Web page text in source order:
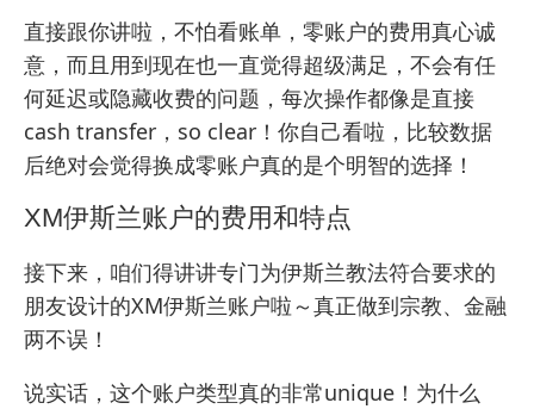
直接跟你讲啦，不怕看账单，零账户的费用真心诚
意，而且用到现在也一直觉得超级满足，不会有任
何延迟或隐藏收费的问题，每次操作都像是直接
cash transfer，so clear！你自己看啦，比较数据
后绝对会觉得换成零账户真的是个明智的选择！
XM伊斯兰账户的费用和特点
接下来，咱们得讲讲专门为伊斯兰教法符合要求的
朋友设计的XM伊斯兰账户啦～真正做到宗教、金融
两不误！
说实话，这个账户类型真的非常unique！为什么